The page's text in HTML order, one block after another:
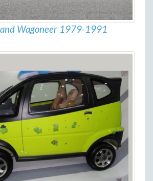
Wagoneer 1979-1991